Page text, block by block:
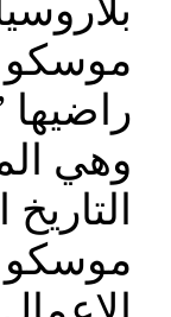
موسكو
راضيها
وهي
موسكو